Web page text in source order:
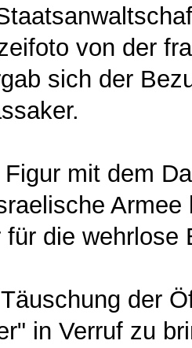
von der
sich der
mit dem
für die
der
in Verruf zu